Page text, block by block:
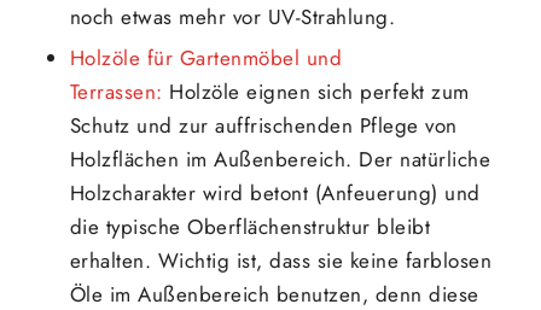
noch etwas mehr vor UV-Strahlung.
Holzöle für Gartenmöbel und
Terrassen: Holzöle eignen sich perfekt zum
Schutz und zur auffrischenden Pflege von
Holzflächen im Außenbereich. Der natürliche
Holzcharakter wird betont (Anfeuerung) und
die typische Oberflächenstruktur bleibt
erhalten. Wichtig ist, dass sie keine farblosen
Öle im Außenbereich benutzen, denn diese